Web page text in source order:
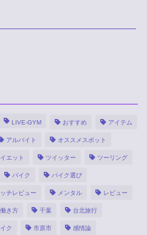
LIVE-GYM おすすめ アイテム
アルバイト オススメスポット
エット ツイッター ツーリング
バイク バイク選び
チレビュー メンタル レビュー
働き方 千葉 台北旅行
ク 市原市 感情論